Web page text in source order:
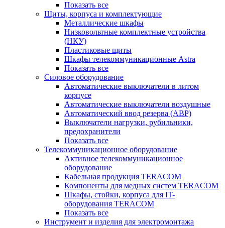
Показать все
Щиты, корпуса и комплектующие
Металлические шкафы
Низковольтные комплектные устройства
(НКУ)
Пластиковые щиты
Шкафы телекоммуникационные Astra
Показать все
Силовое оборудование
Автоматические выключатели в литом
корпусе
Автоматические выключатели воздушные
Автоматический ввод резерва (АВР)
Выключатели нагрузки, рубильники,
предохранители
Показать все
Телекоммуникационное оборудование
Активное телекоммуникационное
оборудование
Кабельная продукция TERACOM
Компоненты для медных систем TERACOM
Шкафы, стойки, корпуса для IT-
оборудования TERACOM
Показать все
Инструмент и изделия для электромонтажа